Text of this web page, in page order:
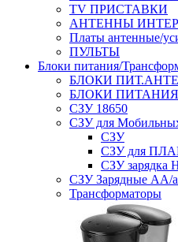
TV ПРИСТАВКИ
АНТЕННЫ
Платы антенные/
ПУЛЬТЫ
Блоки питания/
БЛОКИ
БЛОКИ ПИТАНИЯ
СЗУ 18650
СЗУ для
СЗУ
СЗУ для
СЗУ зарядка
СЗУ Зарядные АА/
Трансформаторы